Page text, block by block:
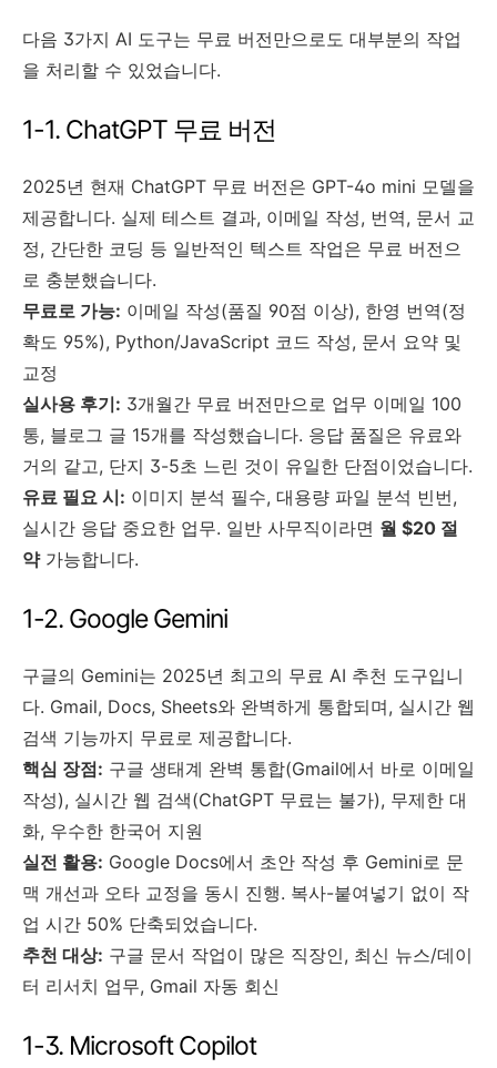
다음 3가지 AI 도구는 무료 버전만으로도 대부분의 작업
을 처리할 수 있었습니다.
1-1. ChatGPT 무료 버전
2025년 현재 ChatGPT 무료 버전은 GPT-4o mini 모델을
제공합니다. 실제 테스트 결과, 이메일 작성, 번역, 문서 교
정, 간단한 코딩 등 일반적인 텍스트 작업은 무료 버전으
로 충분했습니다.
무료로 가능: 이메일 작성(품질 90점 이상), 한영 번역(정
확도 95%), Python/JavaScript 코드 작성, 문서 요약 및
교정
실사용 후기: 3개월간 무료 버전만으로 업무 이메일 100
통, 블로그 글 15개를 작성했습니다. 응답 품질은 유료와
거의 같고, 단지 3-5초 느린 것이 유일한 단점이었습니다.
유료 필요 시: 이미지 분석 필수, 대용량 파일 분석 빈번,
실시간 응답 중요한 업무. 일반 사무직이라면 월 $20 절
약가능합니다.
1-2. Google Gemini
구글의 Gemini는 2025년 최고의 무료 AI 추천 도구입니
다. Gmail, Docs, Sheets와 완벽하게 통합되며, 실시간 웹
검색 기능까지 무료로 제공합니다.
핵심 장점: 구글 생태계 완벽 통합(Gmail에서 바로 이메일
작성), 실시간 웹 검색(ChatGPT 무료는 불가), 무제한 대
화, 우수한 한국어 지원
실전 활용: Google Docs에서 초안 작성 후 Gemini로 문
맥 개선과 오타 교정을 동시 진행. 복사-붙여넣기 없이 작
업 시간 50% 단축되었습니다.
추천 대상: 구글 문서 작업이 많은 직장인, 최신 뉴스/데이
터 리서치 업무, Gmail 자동 회신
1-3. Microsoft Copilot